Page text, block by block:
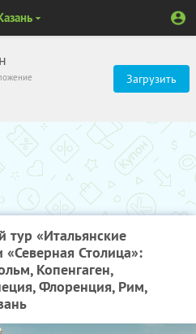
Загрузить
тур «Итальянские
Столица»:
Копенгаген,
Флоренция, Рим,